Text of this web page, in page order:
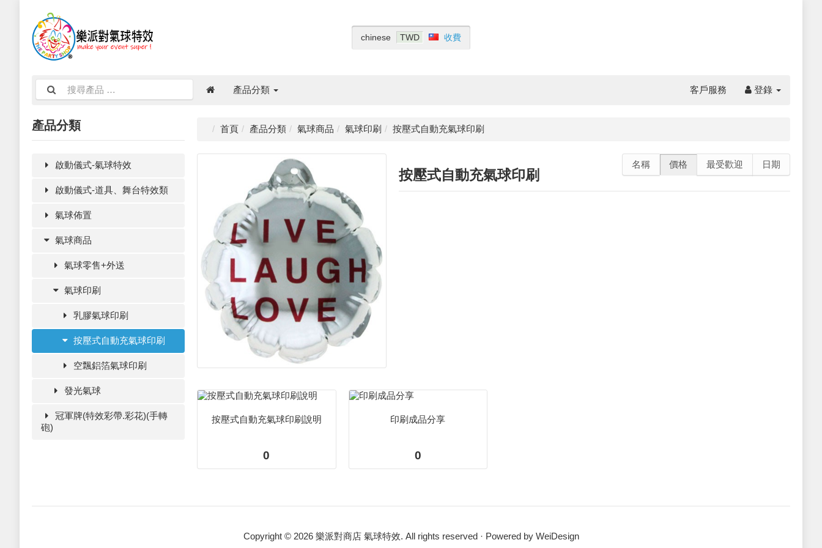
chinese TWD 收費
產品分類 客戶服務 登錄
產品分類
啟動儀式-氣球特效
啟動儀式-道具、舞台特效類
氣球佈置
氣球商品
氣球零售+外送
氣球印刷
乳膠氣球印刷
按壓式自動充氣球印刷
空飄鋁箔氣球印刷
發光氣球
冠軍牌(特效彩帶.彩花)(手轉
砲)
首頁 產品分類 氣球商品 氣球印刷 按壓式自動充氣球印刷
名稱 價格 最受歡迎 日期
按壓式自動充氣球印刷
按壓式自動充氣球印刷說明
0
印刷成品分享
0
Copyright © 2026 樂派對商店 氣球特效. All rights reserved · Powered by WeiDesign